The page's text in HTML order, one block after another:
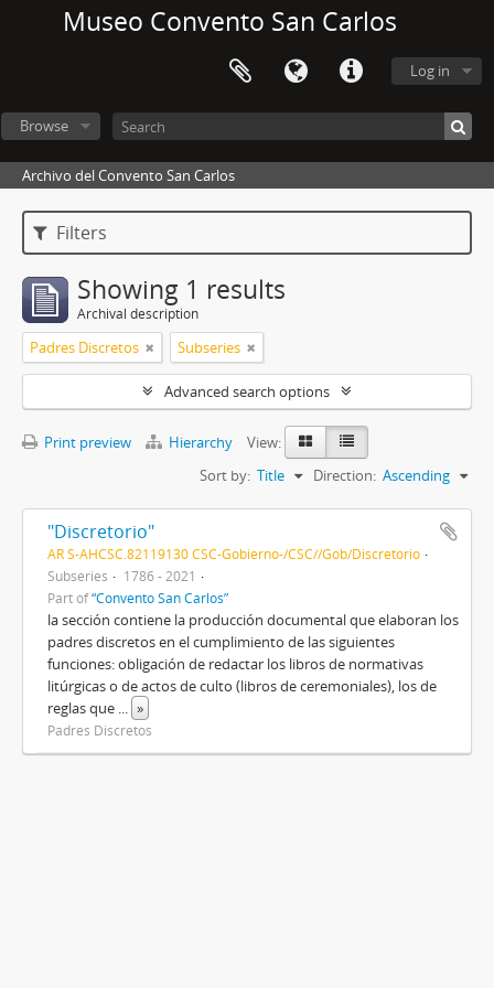
Museo Convento San Carlos
Log in
Browse
Archivo del Convento San Carlos
Filters
Showing 1 results
Archival description
Padres Discretos Subseries
Advanced search options
Print preview Hierarchy
View:
Sort by: Title Direction: Ascending
"Discretorio"
AR S-AHCSC.82119130 CSC-Gobierno-/CSC//Gob/Discretorio
Subseries
1786 - 2021
Part of“Convento San Carlos”
la sección contiene la producción documental que elaboran los
padres discretos en el cumplimiento de las siguientes
funciones: obligación de redactar los libros de normativas
litúrgicas o de actos de culto (libros de ceremoniales), los de
reglas que ... »
Padres Discretos